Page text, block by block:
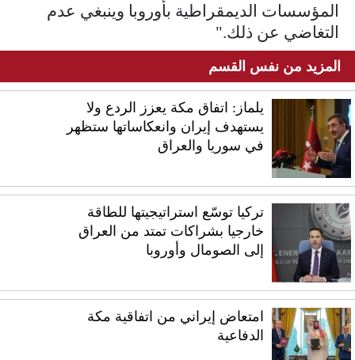
المؤسسات الديمقراطية بأوروبا وينبغي عدم
التغاضي عن ذلك."
المزيد من نفس القسم
يلماز: اتفاق مكة يعزز الردع ولا
يستهدف إيران وانعكاساتها ستظهر
في سوريا والعراق
تركيا توسّع استراتيجيتها للطاقة
خارجيا بشراكات تمتد من العراق
إلى الصومال وأوروبا
امتعاض إيراني من اتفاقية مكة
الدفاعية